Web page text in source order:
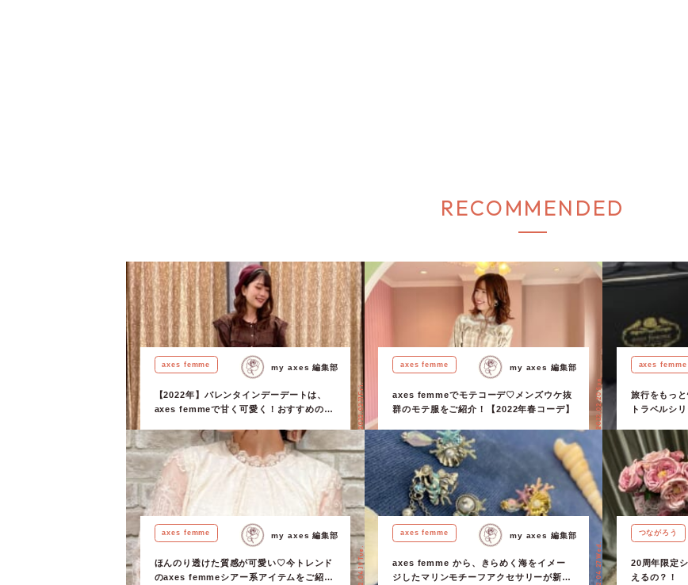
RECOMMENDED
axes femme
【2022年】バレンタインデーデートは、
axes femmeで甘く可愛く！おすすめのチ
2022.02.11 Fri.
my axes 編集部 axes femme
axes femmeでモテコーデ♡メンズウケ抜
群のモテ服をご紹介！【2022年春コーデ】
2022.02.20 Sun.
my axes 編集部 axes femme
旅行をもっ
トラベルシ
っ♩
axes femme
ほんのり透けた質感が可愛い♡今トレンド
のaxes femmeシアー系アイテムをご紹
2022.04.19 Tue.
my axes 編集部 axes femme
axes femme から、きらめく海をイメー
ジしたマリンモチーフアクセサリーが新登
2022.04.27 Wed.
my axes 編集部 つながろう
20周年限定
えるの？！